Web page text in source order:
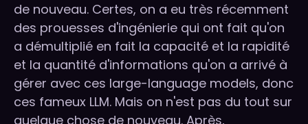
de nouveau. Certes, on a eu très récemment
des prouesses d'ingénierie qui ont fait qu'on
a démultiplié en fait la capacité et la rapidité
et la quantité d'informations qu'on a arrivé à
gérer avec ces large-language models, donc
ces fameux LLM. Mais on n'est pas du tout sur
quelque chose de nouveau. Après,